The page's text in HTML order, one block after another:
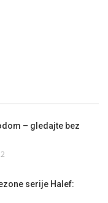
– gledajte bez
2
serije Halef: